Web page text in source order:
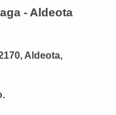
- Aldeota
Aldeota,